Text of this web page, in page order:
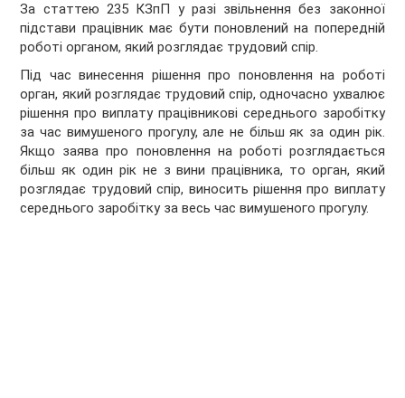
За статтею 235 КЗпП у разi звiльнення без законної
пiдстави працiвник має бути поновлений на попереднiй
роботi органом, який розглядає трудовий спiр.
Пiд час винесення рiшення про поновлення на роботi
орган, який розглядає трудовий спiр, одночасно ухвалює
рiшення про виплату працiвниковi середнього заробiтку
за час вимушеного прогулу, але не бiльш як за один рiк.
Якщо заява про поновлення на роботi розглядається
бiльш як один рiк не з вини працiвника, то орган, який
розглядає трудовий спiр, виносить рiшення про виплату
середнього заробiтку за весь час вимушеного прогулу.